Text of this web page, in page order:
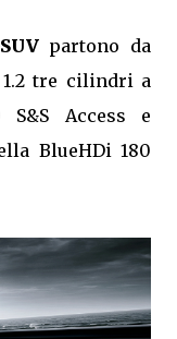
partono da
1.2 tre cilindri a
S&S Access e
BlueHDi 180